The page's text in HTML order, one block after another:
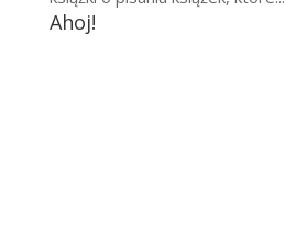
Ahoj!